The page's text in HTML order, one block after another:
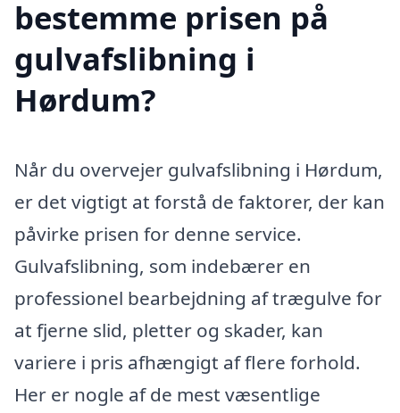
bestemme prisen på
gulvafslibning i
Hørdum?
Når du overvejer gulvafslibning i Hørdum,
er det vigtigt at forstå de faktorer, der kan
påvirke prisen for denne service.
Gulvafslibning, som indebærer en
professionel bearbejdning af trægulve for
at fjerne slid, pletter og skader, kan
variere i pris afhængigt af flere forhold.
Her er nogle af de mest væsentlige